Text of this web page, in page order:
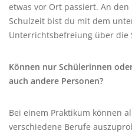
etwas vor Ort passiert. An
Schulzeit bist du mit dem
Unterrichtsbefreiung über die
Können nur Schülerinnen
auch andere Personen?
Bei einem Praktikum können
verschiedene Berufe